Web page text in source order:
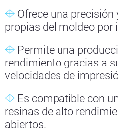
Ofrece una precisión
propias del moldeo por
Permite una
rendimiento gracias a
velocidades de
Es compatible con
resinas de alto
abiertos.